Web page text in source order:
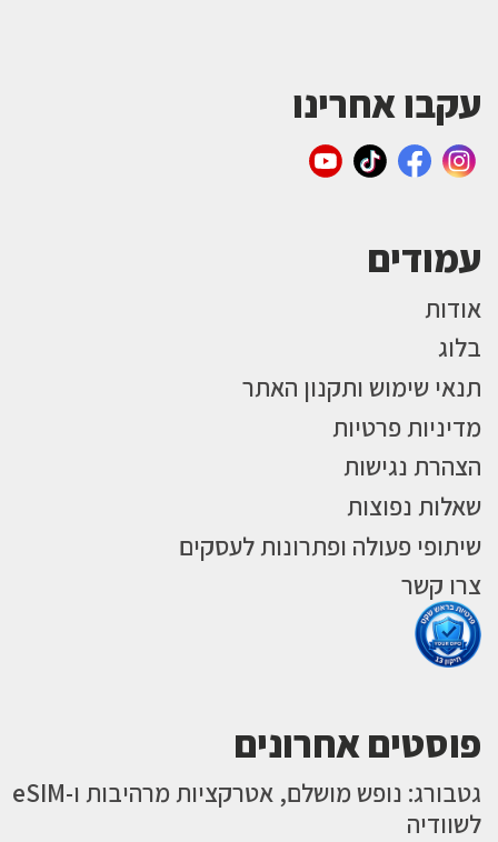
עקבו אחרינו
עמודים
אודות
בלוג
תנאי שימוש ותקנון האתר
מדיניות פרטיות
הצהרת נגישות
שאלות נפוצות
שיתופי פעולה ופתרונות לעסקים
צרו קשר
פוסטים אחרונים
גטבורג: נופש מושלם, אטרקציות מרהיבות ו-eSIM
לשוודיה